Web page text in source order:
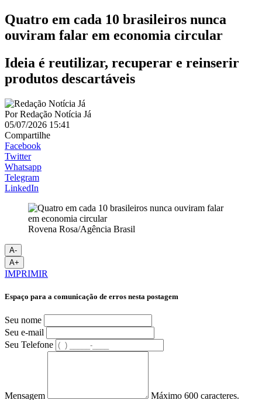
Quatro em cada 10 brasileiros nunca
ouviram falar em economia circular
Ideia é reutilizar, recuperar e reinserir
produtos descartáveis
PorRedação Notícia Já
05/07/2026 15:41
Compartilhe
Facebook
Twitter
Whatsapp
Telegram
LinkedIn
Rovena Rosa/Agência Brasil
A-
A+
IMPRIMIR
Espaço para a comunicação de erros nesta postagem
Seu nome
Seu e-mail
Seu Telefone
Mensagem Máximo 600 caracteres.